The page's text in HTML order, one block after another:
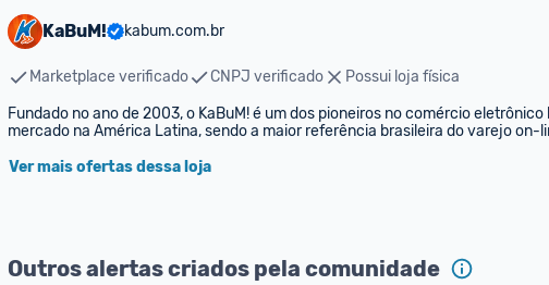
KaBuM! kabum.com.br
Marketplace verificado CNPJ verificado
Possui loja física
Fundado no ano de 2003, o KaBuM! é um dos pioneiros no comércio
mercado na América Latina, sendo a maior referência brasileira do varejo
Ver mais ofertas dessa loja
Outros alertas criados pela comunidade